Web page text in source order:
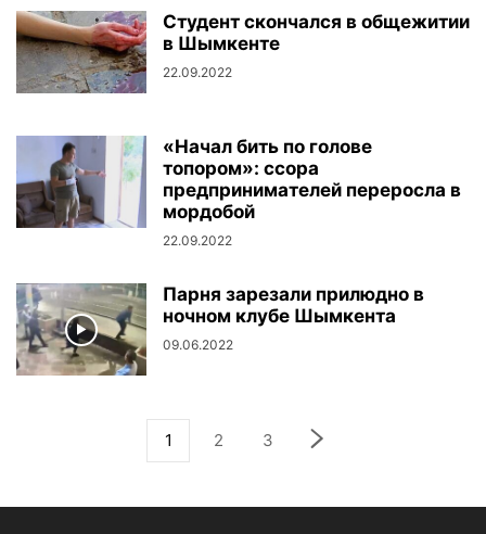
Студент скончался в общежитии
в Шымкенте
22.09.2022
«Начал бить по голове
топором»: ссора
предпринимателей переросла в
мордобой
22.09.2022
Парня зарезали прилюдно в
ночном клубе Шымкента
09.06.2022
1 2 3